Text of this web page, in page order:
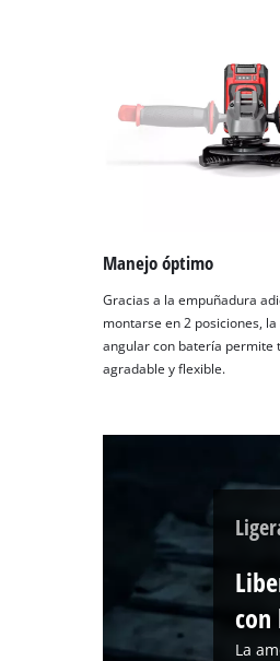
Manejo óptimo
Gracias a la empuñadura
montarse en 2 posiciones,
angular con batería permite
agradable y flexible.
con
La